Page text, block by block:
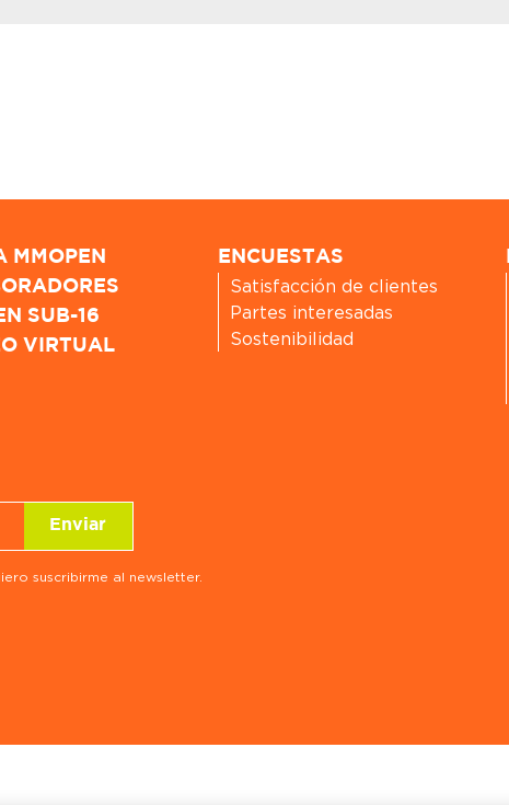
MMOPEN
SUB-16
VIRTUAL
ENCUESTAS
Satisfacción de clientes
Partes interesadas
Sostenibilidad
suscribirme al newsletter.